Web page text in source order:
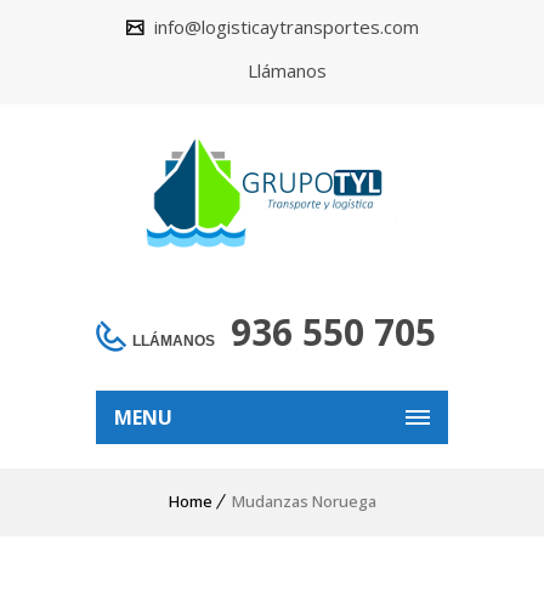
info@logisticaytransportes.com
Llámanos
LLÁMANOS 936 550 705
MENU
Home Mudanzas Noruega